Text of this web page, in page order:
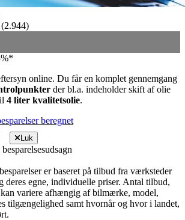
(2.944)
online. Du får en komplet gennemgang
der bl.a. indeholder skift af olie
4 liter kvalitetsolie.
beregnet
Luk
er baseret på tilbud fra værksteder
deres egne, individuelle priser. Antal tilbud,
kan variere afhængig af bilmærke, model,
tilgængelighed samt hvornår og hvor i landet,